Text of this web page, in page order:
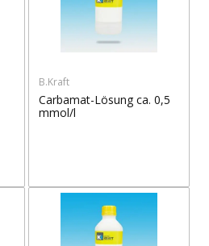
B.Kraft
Carbamat-Lösung ca. 0,5
mmol/l